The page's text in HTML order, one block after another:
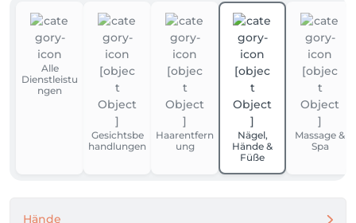
Alle
Dienstleistu
ngen
Gesichtsbe
handlungen
Haarentfern
ung
Nägel,
Hände &
Füße
Massage &
Spa
Hände